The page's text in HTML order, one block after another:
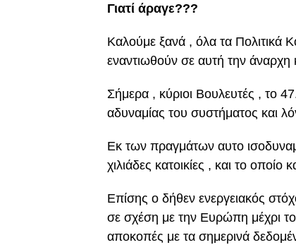
Γιατί άραγε???
Καλούμε ξανά , όλα τα Πολιτικά
εναντιωθούν σε αυτή την άναρχη
Σήμερα , κύριοι Βουλευτές , το
αδυναμίας του συστήματος και
Εκ των πραγμάτων αυτο
χιλιάδες κατοικίες , και το
Επίσης ο δήθεν ενεργειακός
σε σχέση με την Ευρώπη μέχρι
αποκοπές με τα σημερινά